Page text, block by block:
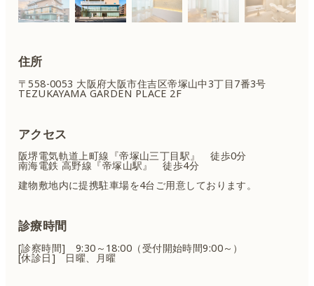
住所
〒558-0053 大阪府大阪市住吉区帝塚山中3丁目7番3号
TEZUKAYAMA GARDEN PLACE 2F
アクセス
阪堺電気軌道上町線『帝塚山三丁目駅』 徒歩0分
南海電鉄 高野線『帝塚山駅』 徒歩4分
建物敷地内に提携駐車場を4台ご用意しております。
診療時間
[診察時間] 9:30～18:00（受付開始時間9:00～）
[休診日] 日曜、月曜